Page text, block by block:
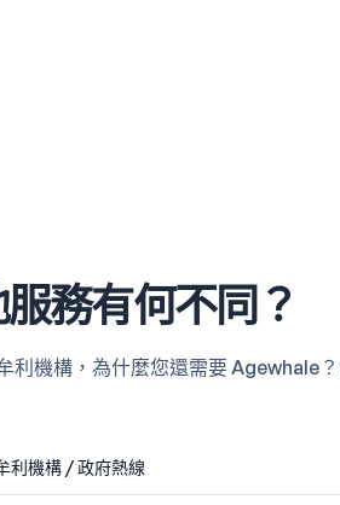
務有何不同？
利機構，為什麼您還需要 Agewhale
利機構 / 政府熱線